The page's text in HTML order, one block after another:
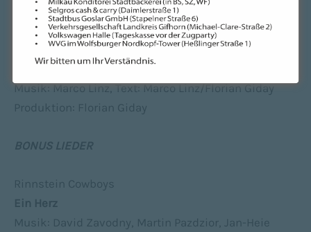
Arrangement: Tony Pop
11. Schlüppers
Komm mit uns
Musik: Marco Linz, Text: Marco Linz/Florian Giday
Produktion: Florian Giday
BONUS LIEDER
Rinnstein Cowboys
Ein Herz
Musik: David Zavodny, Martin Pazdzior, Jan-Heie